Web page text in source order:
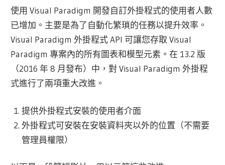
使用 Visual Paradigm 開發自訂外掛程式的使用者人數
已增加。主要是為了自動化繁瑣的任務以提升效率。
Visual Paradigm 外掛程式 API 可讓您存取 Visual
Paradigm 專案內的所有圖表和模型元素。在 13.2 版
（2016 年 8 月發布）中，對 Visual Paradigm 外掛程
式進行了兩項重大改進。
提供外掛程式安裝的使用者介面
外掛程式可安裝在安裝資料夾以外的位置（不需要
管理員權限）